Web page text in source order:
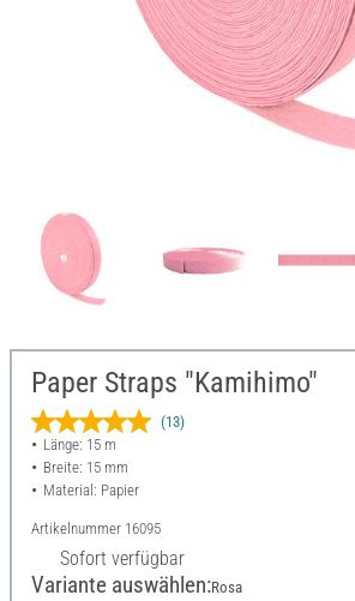
Paper Straps "Kamihimo"
(13)
Länge: 15 m
Breite: 15 mm
Material: Papier
Artikelnummer 16095
Sofort verfügbar
Variante auswählen:Rosa